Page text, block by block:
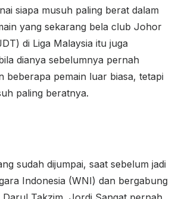
siapa musuh paling berat dalam
yang sekarang bela club Johor
di Liga Malaysia itu juga
dianya sebelumnya pernah
beberapa pemain luar biasa, tetapi
paling beratnya.
sudah dijumpai, saat sebelum jadi
Indonesia (WNI) dan bergabung